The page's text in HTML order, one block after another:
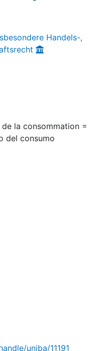
Handels-,
la consommation =
del consumo
uniba/11191